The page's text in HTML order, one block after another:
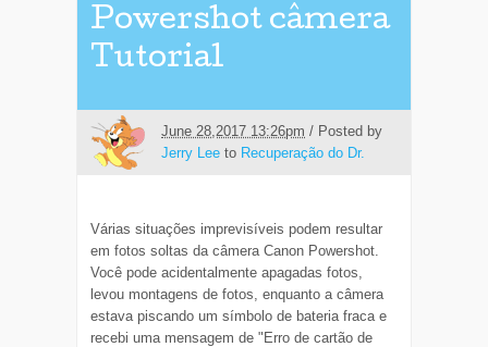
Powershot câmera
Tutorial
June 28,2017 13:26pm / Posted by
Jerry Lee to Recuperação do Dr.
Várias situações imprevisíveis podem resultar
em fotos soltas da câmera Canon Powershot.
Você pode acidentalmente apagadas fotos,
levou montagens de fotos, enquanto a câmera
estava piscando um símbolo de bateria fraca e
recebi uma mensagem de "Erro de cartão de